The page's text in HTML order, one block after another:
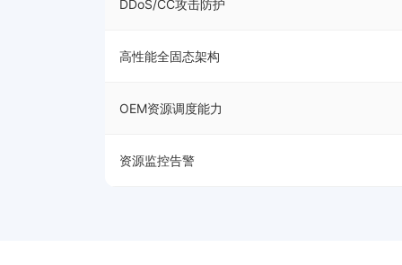
DDoS/CC攻击防护
高性能全固态架构
OEM资源调度能力
资源监控告警